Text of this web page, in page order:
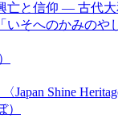
亡と信仰 ― 古代
いそへのかみの
Shine